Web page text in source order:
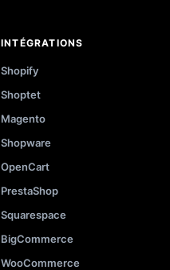
INTÉGRATIONS
Shopify
Shoptet
Magento
Shopware
OpenCart
PrestaShop
Squarespace
BigCommerce
WooCommerce